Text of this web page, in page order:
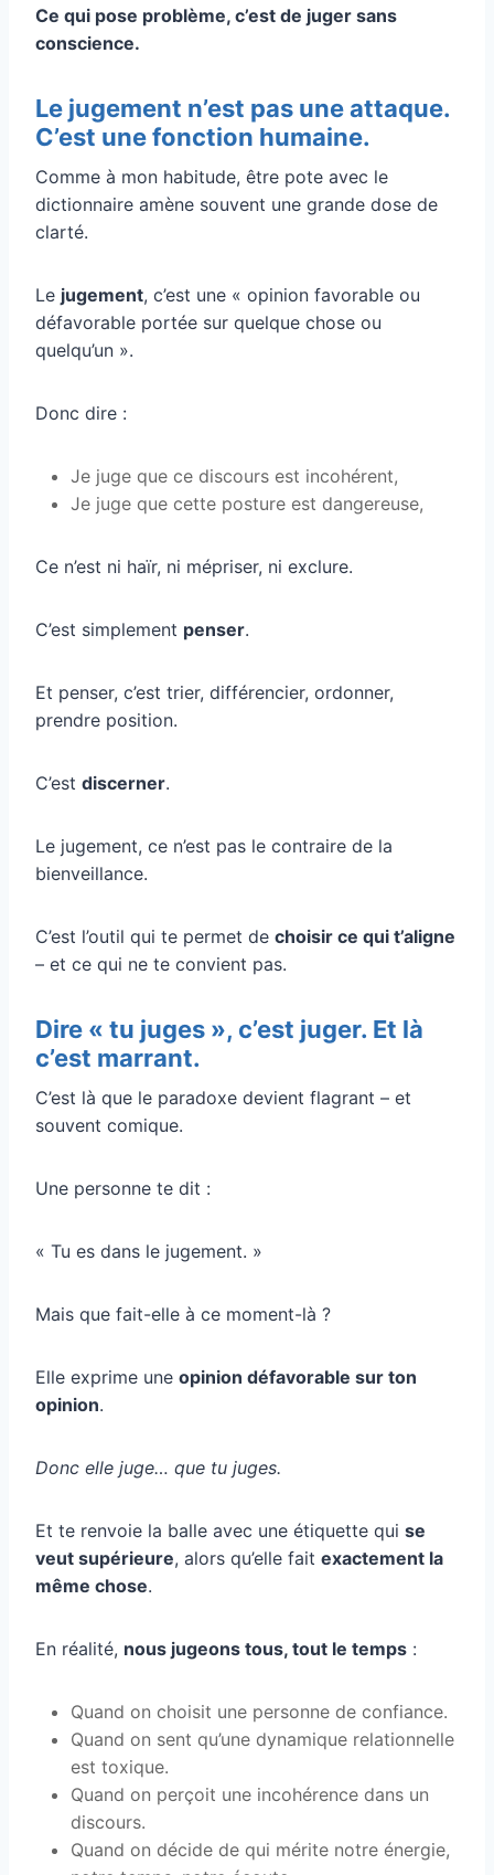
Ce qui pose problème, c’est de juger sans
conscience.
Le jugement n’est pas une attaque.
C’est une fonction humaine.
Comme à mon habitude, être pote avec le
dictionnaire amène souvent une grande dose de
clarté.
Le jugement, c’est une « opinion favorable ou
défavorable portée sur quelque chose ou
quelqu’un ».
Donc dire :
Je juge que ce discours est incohérent,
Je juge que cette posture est dangereuse,
Ce n’est ni haïr, ni mépriser, ni exclure.
C’est simplement penser.
Et penser, c’est trier, différencier, ordonner,
prendre position.
C’est discerner.
Le jugement, ce n’est pas le contraire de la
bienveillance.
C’est l’outil qui te permet de choisir ce qui t’aligne
– et ce qui ne te convient pas.
Dire « tu juges », c’est juger. Et là
c’est marrant.
C’est là que le paradoxe devient flagrant – et
souvent comique.
Une personne te dit :
« Tu es dans le jugement. »
Mais que fait-elle à ce moment-là ?
Elle exprime une opinion défavorable sur ton
opinion.
Donc elle juge… que tu juges.
Et te renvoie la balle avec une étiquette qui se
veut supérieure, alors qu’elle fait exactement la
même chose.
En réalité, nous jugeons tous, tout le temps :
Quand on choisit une personne de confiance.
Quand on sent qu’une dynamique relationnelle
est toxique.
Quand on perçoit une incohérence dans un
discours.
Quand on décide de qui mérite notre énergie,